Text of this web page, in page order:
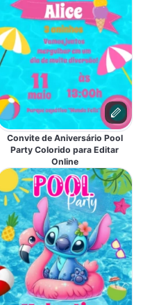
Convite de Aniversário Pool
Party Colorido para Editar
Online